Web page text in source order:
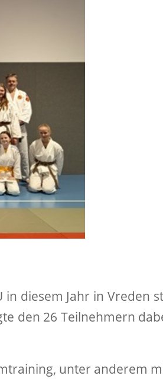
diesem Jahr in Vreden
den 26 Teilnehmern
unter anderem